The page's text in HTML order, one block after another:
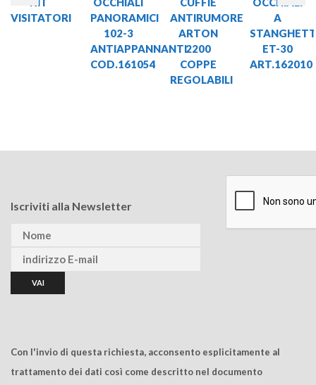
VISITATORI
PANORAMICI
102-3
ANTIAPPANNANTI
COD.161054
ANTIRUMORE
ARTON
2200
COPPE
REGOLABILI
A
ET-30
ART.162010
Iscriviti alla Newsletter
Con l'invio di questa richiesta, acconsento esplicitamente al
trattamento dei dati così come descritto nel documento